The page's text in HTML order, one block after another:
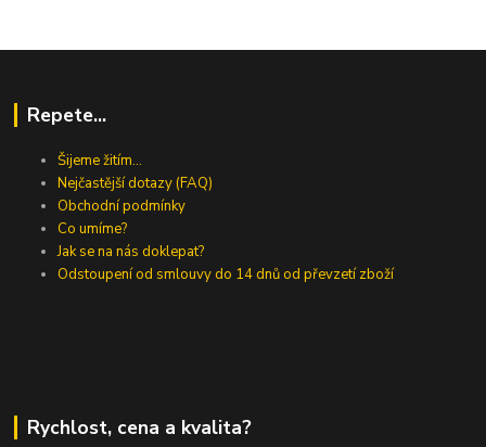
Repete...
Šijeme žitím...
Nejčastější dotazy (FAQ)
Obchodní podmínky
Co umíme?
Jak se na nás doklepat?
Odstoupení od smlouvy do 14 dnů od převzetí zboží
Rychlost, cena a kvalita?